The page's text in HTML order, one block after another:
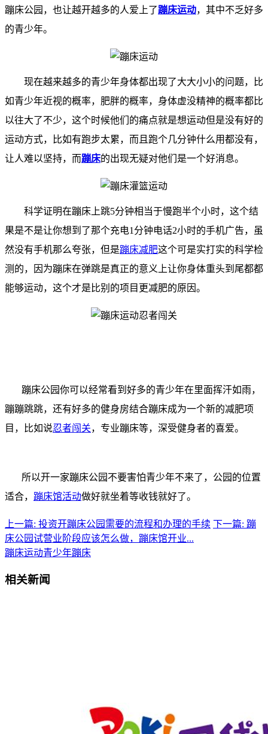
蹦床公园，也让越开越多的人爱上了蹦床运动，其中不乏好多
的青少年。
现在越来越多的青少年身体都出现了大大小小的问题，比
如青少年近视的概率，肥胖的概率，身体虚没精神的概率都比
以往大了不少，这个时候他们的痛点就是想运动但是没有好的
运动方式，比如有跑步太累，而且跑个几分钟什么用都没有，
让人难以坚持，而蹦床的出现无疑对他们是一个好消息。
科学证明在蹦床上跳5分钟相当于慢跑半个小时，这个结
果是不是让你想到了那个充电1分钟电话2小时的手机广告，虽
然没有手机那么夸张，但是蹦床减肥这个可是实打实的科学检
测的，因为蹦床在弹跳是真正的意义上让你身体重头到尾都都
能够运动，这个才是比别的项目更减肥的原因。
蹦床公园你可以经常看到好多的青少年在里面挥汗如雨，
蹦蹦跳跳，还有好多的健身房结合蹦床成为一个新的减肥项
目，比如说忍者闯关，专业蹦床等，深受健身者的喜爱。
所以开一家蹦床公园不要害怕青少年不来了，公园的位置
适合， 蹦床馆活动做好就坐着等收钱就好了。
上一篇: 投资开蹦床公园需要的流程和办理的手续 下一篇: 蹦
床公园试营业阶段应该怎么做，蹦床馆开业...
蹦床运动青少年蹦床
相关新闻